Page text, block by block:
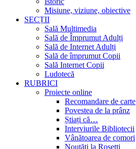
Misiune, viziune, obiective
SECȚII
Sală Multimedia
Sală de Împrumut Adulți
Sală de Internet Adulți
Sală de împrumut Copii
Sală Internet Copii
Ludotecă
RUBRICI
Proiecte online
Recomandare de carte
Povestea de la prânz
Știați că…
Interviurile Bibliotecii
Vânătoarea de comori
Noutăți la Rosetti